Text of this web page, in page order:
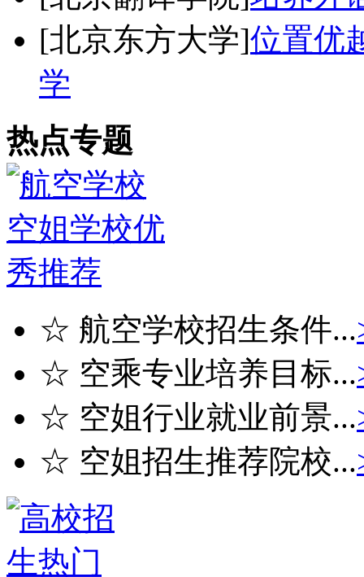
[北京东方大学]位置优
学
热点专题
☆ 航空学校招生条件...
☆ 空乘专业培养目标...
☆ 空姐行业就业前景...
☆ 空姐招生推荐院校...